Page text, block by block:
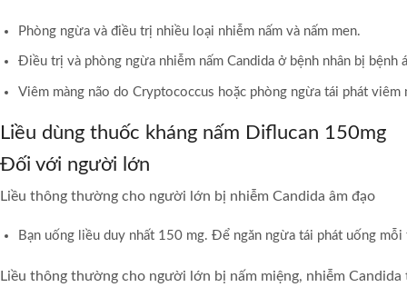
Phòng ngừa và điều trị nhiều loại nhiễm nấm và nấm men.
Ðiều trị và phòng ngừa nhiễm nấm Candida ở bệnh nhân bị bệnh
Viêm màng não do Cryptococcus hoặc phòng ngừa tái phát
Liều dùng thuốc kháng nấm Diflucan 150mg
Đối với người lớn
Liều thông thường cho người lớn bị nhiễm Candida âm đạo
Bạn uống liều duy nhất 150 mg. Để ngăn ngừa tái phát uống
Liều thông thường cho người lớn bị nấm miệng, nhiễm Candida